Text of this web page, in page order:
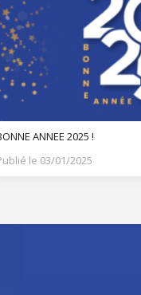
ANNEE 2025 !
le 03/01/2025